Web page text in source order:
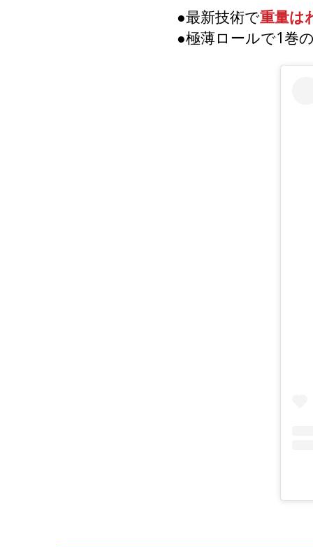
●最新技術で重量は
●極薄ロールで1巻